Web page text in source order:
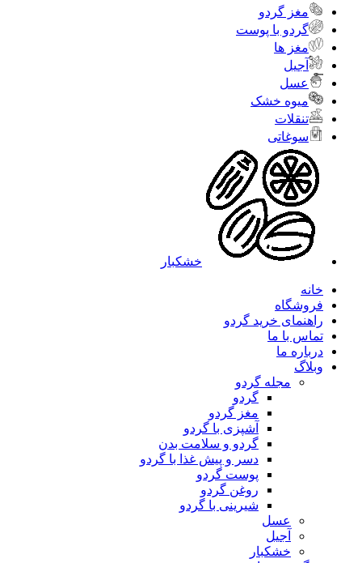
مغز گردو
گردو با پوست
مغز ها
آجیل
عسل
میوه خشک
تنقلات
سوغاتی
خشکبار
خانه
فروشگاه
راهنمای خرید گردو
تماس با ما
درباره ما
وبلاگ
مجله گردو
گردو
مغز گردو
آشپزی با گردو
گردو و سلامت بدن
دسر و پیش غذا با گردو
پوست گردو
روغن گردو
شیرینی با گردو
عسل
آجیل
خشکبار